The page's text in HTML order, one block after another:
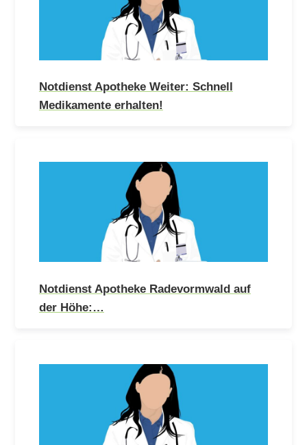
Notdienst Apotheke Weiter: Schnell
Medikamente erhalten!
Notdienst Apotheke Radevormwald auf
der Höhe:…